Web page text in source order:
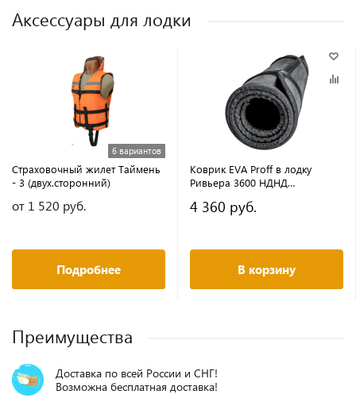
Аксессуары для лодки
6 вариантов
Страховочный жилет Таймень
- 3 (двух.сторонний)
от 1 520 руб.
Подробнее
Коврик EVA Proff в лодку
Ривьера 3600 НДНД
4 360 руб.
В корзину
Преимущества
Доставка по всей России и СНГ!
Возможна бесплатная доставка!